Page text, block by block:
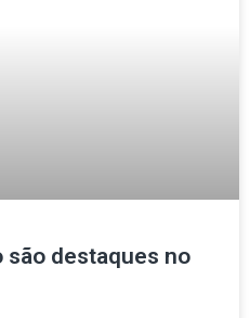
são destaques no